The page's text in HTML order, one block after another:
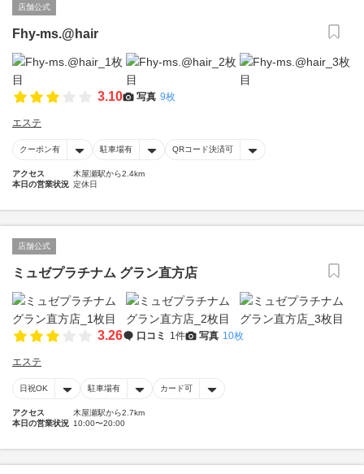
店舗公式
Fhy-ms.@hair
3.10 写真 9枚
エステ
クーポン有 駐車場有 QRコード決済可
アクセス
木屋瀬駅から2.4km
本日の営業状況 定休日
店舗公式
ミュゼプラチナム グラン直方店
3.26 口コミ 1件 写真 10枚
エステ
日祝OK 駐車場有 カード可
アクセス
木屋瀬駅から2.7km
本日の営業状況 10:00〜20:00